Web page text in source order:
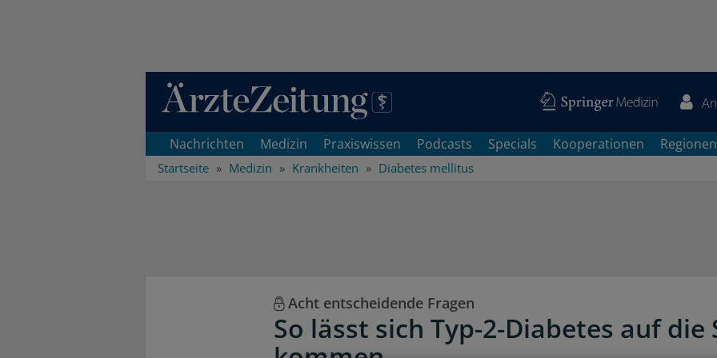
Direkt zum Inhaltsbereich
Nachrichten Medizin Praxiswissen Podcasts Specials Kooperationen Regionen
Startseite Medizin Krankheiten Diabetes mellitus
Acht entscheidende Fragen
So lässt sich Typ-2-Diabetes auf die